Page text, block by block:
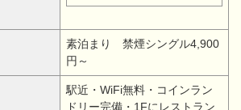
素泊まり 禁煙シングル4,900
円～
駅近・WiFi無料・コインラン
ドリー完備・1Fにレストラン